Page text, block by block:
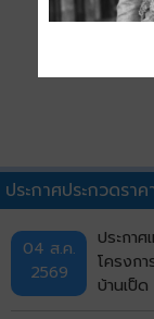
ประกาศประกวดรา
04 ส.ค.
2569
ประกาศ
โครงกา
บ้านเป็